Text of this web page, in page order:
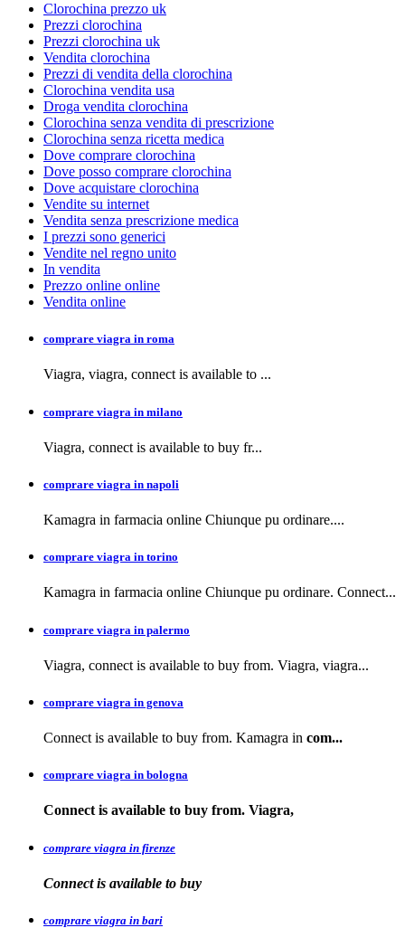
Clorochina prezzo uk
Prezzi clorochina
Prezzi clorochina uk
Vendita clorochina
Prezzi di vendita della clorochina
Clorochina vendita usa
Droga vendita clorochina
Clorochina senza vendita di prescrizione
Clorochina senza ricetta medica
Dove comprare clorochina
Dove posso comprare clorochina
Dove acquistare clorochina
Vendite su internet
Vendita senza prescrizione medica
I prezzi sono generici
Vendite nel regno unito
In vendita
Prezzo online online
Vendita online
comprare viagra in roma
Viagra, viagra, connect is available to ...
comprare viagra in milano
Viagra, connect is available to buy fr...
comprare viagra in napoli
Kamagra in farmacia online Chiunque pu ordinare....
comprare viagra in torino
Kamagra in farmacia online Chiunque pu ordinare. Connect...
comprare viagra in palermo
Viagra, connect is available to buy from. Viagra, viagra...
comprare viagra in genova
Connect is available to buy from. Kamagra in com...
comprare viagra in bologna
Connect is available to buy from. Viagra,
comprare viagra in firenze
Connect is available to buy
comprare viagra in bari